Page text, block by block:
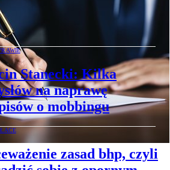
nie zawsze
Stanecki: Kilka
na naprawę
o mobbingu
zasad bhp, czyli